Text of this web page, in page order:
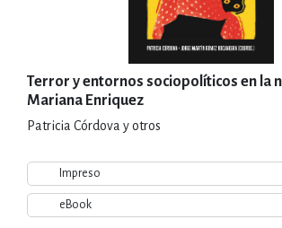
Terror y entornos sociopolíticos en la
Mariana Enriquez
Patricia Córdova y otros
Impreso
eBook